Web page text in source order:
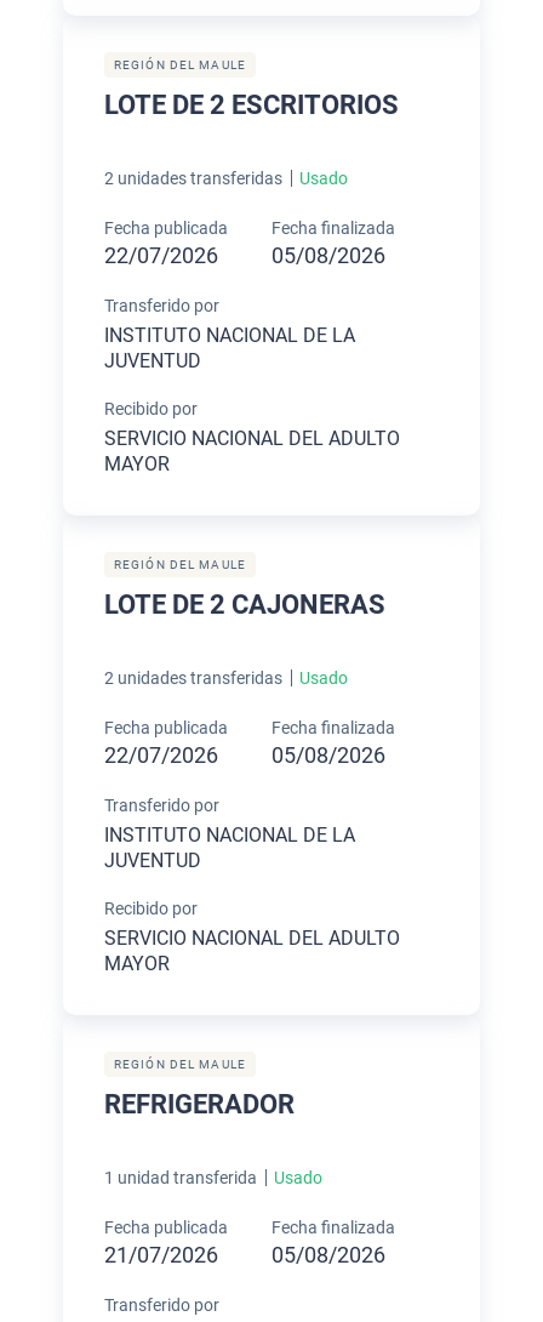
REGIÓN DEL MAULE
LOTE DE 2 ESCRITORIOS
2 unidades transferidas Usado
Fecha publicada
22/07/2026
Fecha finalizada
05/08/2026
Transferido por
INSTITUTO NACIONAL DE LA
JUVENTUD
Recibido por
SERVICIO NACIONAL DEL ADULTO
MAYOR
REGIÓN DEL MAULE
LOTE DE 2 CAJONERAS
2 unidades transferidas Usado
Fecha publicada
22/07/2026
Fecha finalizada
05/08/2026
Transferido por
INSTITUTO NACIONAL DE LA
JUVENTUD
Recibido por
SERVICIO NACIONAL DEL ADULTO
MAYOR
REGIÓN DEL MAULE
REFRIGERADOR
1 unidad transferida Usado
Fecha publicada
21/07/2026
Fecha finalizada
05/08/2026
Transferido por